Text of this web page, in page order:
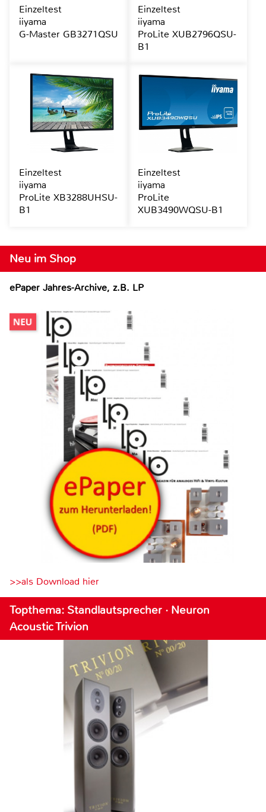
Neu im Shop
ePaper Jahres-Archive, z.B. LP
>>als Download hier
Topthema: Standlautsprecher · Neuron
Acoustic Trivion
Einzeltest
iiyama
G-Master GB3271QSU
Einzeltest
iiyama
ProLite XUB2796QSU-
B1
Einzeltest
iiyama
ProLite XB3288UHSU-
B1
Einzeltest
iiyama
ProLite
XUB3490WQSU-B1